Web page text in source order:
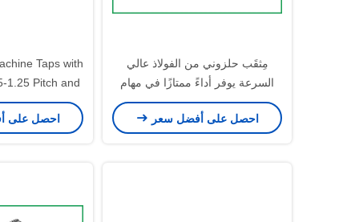
مِثقَب حلزوني من الفولاذ عالي
السرعة يوفر أداءً ممتازًا في مهام
قطع الخيوط المناسبة لمختلف المواد
احصل على أفضل سعر
Taps with
1.25 Pitch and
for Metric
احصل على